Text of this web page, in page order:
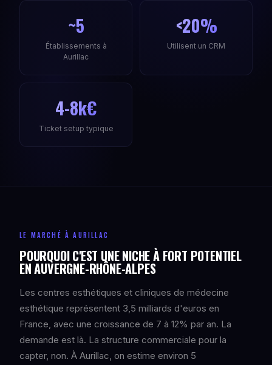
~5
Établissements à
Aurillac
<20%
Utilisent un CRM
4-8k€
Ticket setup typique
LE MARCHÉ À AURILLAC
POURQUOI C'EST UNE NICHE À FORT POTENTIEL
EN AUVERGNE-RHÔNE-ALPES
Les centres esthétiques et cliniques de médecine
esthétique représentent 3,5 milliards d'euros en
France, avec une croissance de 7 à 12% par an. La
demande est là. La structure commerciale pour la
capter, non. À Aurillac, on estime environ 5